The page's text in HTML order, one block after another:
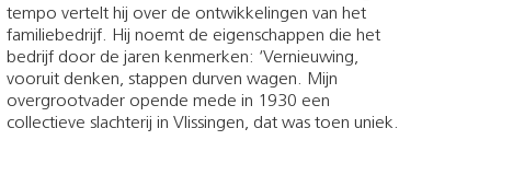
tempo vertelt hij over de ontwikkelingen van het
familiebedrijf. Hij noemt de eigenschappen die het
bedrijf door de jaren kenmerken: ‘Vernieuwing,
vooruit denken, stappen durven wagen. Mijn
overgrootvader opende mede in 1930 een
collectieve slachterij in Vlissingen, dat was toen uniek.